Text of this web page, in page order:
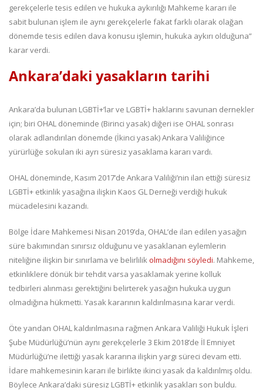
gerekçelerle tesis edilen ve hukuka aykırılığı Mahkeme kararı ile
sabit bulunan işlem ile aynı gerekçelerle fakat farklı olarak olağan
dönemde tesis edilen dava konusu işlemin, hukuka aykırı olduğuna”
karar verdi.
Ankara’daki yasakların tarihi
Ankara’da bulunan LGBTİ+’lar ve LGBTİ+ haklarını savunan dernekler
için; biri OHAL döneminde (Birinci yasak) diğeri ise OHAL sonrası
olarak adlandırılan dönemde (İkinci yasak) Ankara Valiliğince
yürürlüğe sokulan iki ayrı süresiz yasaklama kararı vardı.
OHAL döneminde, Kasım 2017’de Ankara Valiliği’nin ilan ettiği süresiz
LGBTİ+ etkinlik yasağına ilişkin Kaos GL Derneği verdiği hukuk
mücadelesini kazandı.
Bölge İdare Mahkemesi Nisan 2019’da, OHAL’de ilan edilen yasağın
süre bakımından sınırsız olduğunu ve yasaklanan eylemlerin
niteliğine ilişkin bir sınırlama ve belirlilikolmadığını söyledi. Mahkeme,
etkinliklere dönük bir tehdit varsa yasaklamak yerine kolluk
tedbirleri alınması gerektiğini belirterek yasağın hukuka uygun
olmadığına hükmetti. Yasak kararının kaldırılmasına karar verdi.
Öte yandan OHAL kaldırılmasına rağmen Ankara Valiliği Hukuk İşleri
Şube Müdürlüğü’nün aynı gerekçelerle 3 Ekim 2018’de İl Emniyet
Müdürlüğü’ne ilettiği yasak kararına ilişkin yargı süreci devam etti.
İdare mahkemesinin kararı ile birlikte ikinci yasak da kaldırılmış oldu.
Böylece Ankara’daki süresiz LGBTİ+ etkinlik yasakları son buldu.